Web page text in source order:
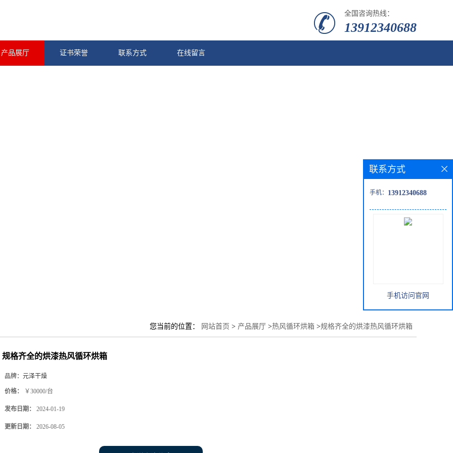
全国咨询热线：
13912340688
产品展厅 证书荣誉 联系方式 在线留言
您当前的位置： 网站首页 > 产品展厅 >热风循环烘箱 >规格齐全的烘漆热风循环烘箱
规格齐全的烘漆热风循环烘箱
品牌： 元泽干燥
价格： ￥30000/台
发布日期： 2024-01-19
更新日期： 2026-08-05
联系方式
手机： 13912340688
手机访问官网